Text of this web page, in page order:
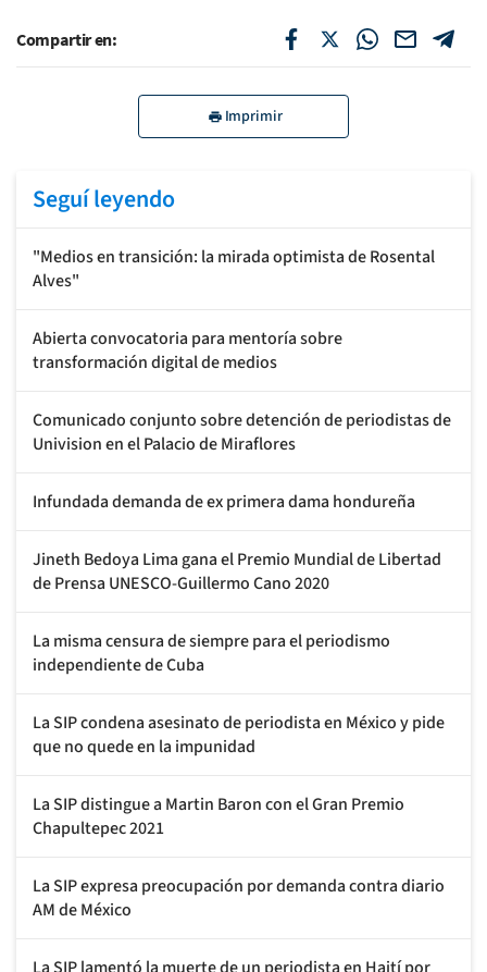
Compartir en:
Imprimir
Seguí leyendo
"Medios en transición: la mirada optimista de Rosental
Alves"
Abierta convocatoria para mentoría sobre
transformación digital de medios
Comunicado conjunto sobre detención de periodistas de
Univision en el Palacio de Miraflores
Infundada demanda de ex primera dama hondureña
Jineth Bedoya Lima gana el Premio Mundial de Libertad
de Prensa UNESCO-Guillermo Cano 2020
La misma censura de siempre para el periodismo
independiente de Cuba
La SIP condena asesinato de periodista en México y pide
que no quede en la impunidad
La SIP distingue a Martin Baron con el Gran Premio
Chapultepec 2021
La SIP expresa preocupación por demanda contra diario
AM de México